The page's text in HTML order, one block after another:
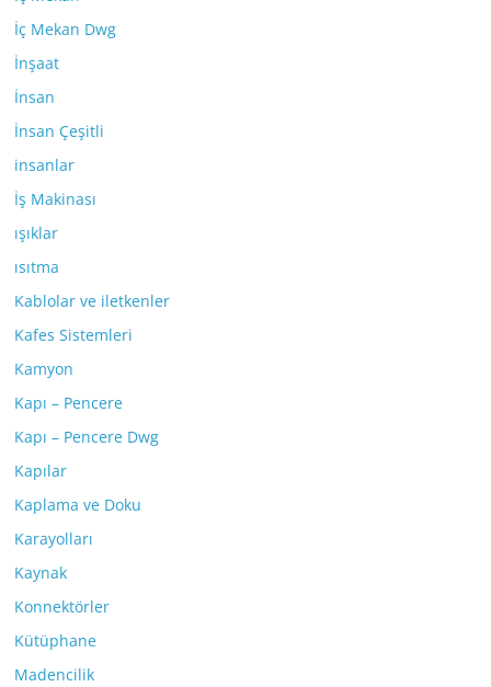
İç Mekan Dwg
İnşaat
İnsan
İnsan Çeşitli
insanlar
İş Makinası
ışıklar
ısıtma
Kablolar ve iletkenler
Kafes Sistemleri
Kamyon
Kapı – Pencere
Kapı – Pencere Dwg
Kapılar
Kaplama ve Doku
Karayolları
Kaynak
Konnektörler
Kütüphane
Madencilik